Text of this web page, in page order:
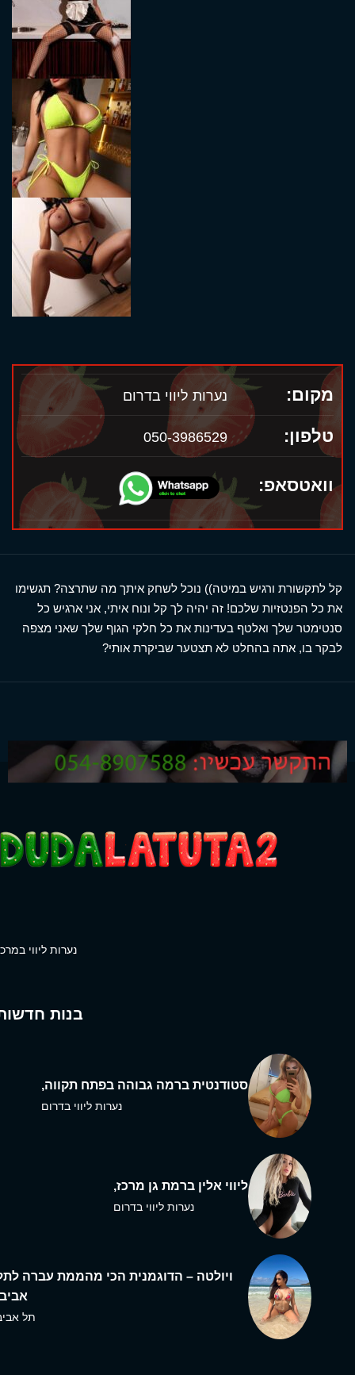
מקום: נערות ליווי בדרום
טלפון: 050-3986529
וואטסאפ:
קל לתקשורת ורגיש במיטה)) נוכל לשחק איתך מה שתרצה? תגשימו
את כל הפנטזיות שלכם! זה יהיה לך קל ונוח איתי, אני ארגיש כל
סנטימטר שלך ואלטף בעדינות את כל חלקי הגוף שלך שאני מצפה
לבקר בו, אתה בהחלט לא תצטער שביקרת אותי?
נערות ליווי
בנות
סטודנטית ברמה גבוהה בפתח תקווה,
נערות ליווי בדרום
ליווי אלין ברמת גן מרכז,
נערות ליווי בדרום
ויולטה – הדוגמנית הכי מהממת עברה
תל